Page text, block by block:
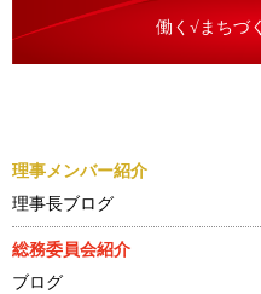
働く√まちづ
理事メンバー紹介
理事長ブログ
総務委員会紹介
ブログ